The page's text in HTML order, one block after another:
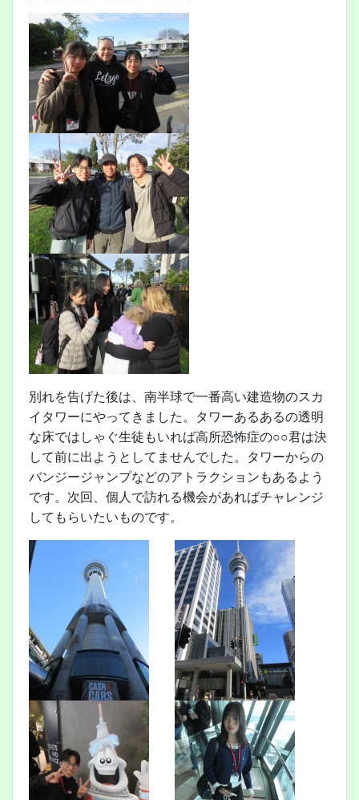
別れを告げた後は、南半球で一番高い建造物のスカ
イタワーにやってきました。タワーあるあるの透明
な床ではしゃぐ生徒もいれば高所恐怖症の○○君は決
して前に出ようとしてませんでした。タワーからの
バンジージャンプなどのアトラクションもあるよう
です。次回、個人で訪れる機会があればチャレンジ
してもらいたいものです。